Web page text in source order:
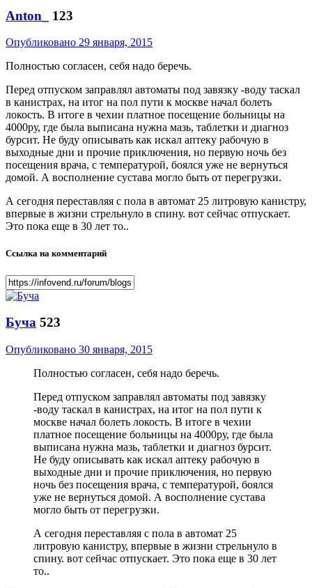
Anton_ 123
Опубликовано 29 января, 2015
Полностью согласен, себя надо беречь.
Перед отпуском заправлял автоматы под завязку -воду таскал
в канистрах, на итог на пол пути к москве начал болеть
локость. В итоге в чехии платное посещение больницы на
4000ру, где была выписана нужна мазь, таблетки и диагноз
бурсит. Не буду описывать как искал аптеку рабочую в
выходные дни и прочие приключения, но первую ночь без
посещения врача, с температурой, боялся уже не вернуться
домой. А восполнение сустава могло быть от перегрузки.
А сегодня переставляя с пола в автомат 25 литровую канистру,
впервые в жизни стрельнуло в спину. вот сейчас отпускает.
Это пока еще в 30 лет то..
Ссылка на комментарий
Буча 523
Опубликовано 30 января, 2015
Полностью согласен, себя надо беречь.
Перед отпуском заправлял автоматы под завязку
-воду таскал в канистрах, на итог на пол пути к
москве начал болеть локость. В итоге в чехии
платное посещение больницы на 4000ру, где была
выписана нужна мазь, таблетки и диагноз бурсит.
Не буду описывать как искал аптеку рабочую в
выходные дни и прочие приключения, но первую
ночь без посещения врача, с температурой, боялся
уже не вернуться домой. А восполнение сустава
могло быть от перегрузки.
А сегодня переставляя с пола в автомат 25
литровую канистру, впервые в жизни стрельнуло в
спину. вот сейчас отпускает. Это пока еще в 30 лет
то..